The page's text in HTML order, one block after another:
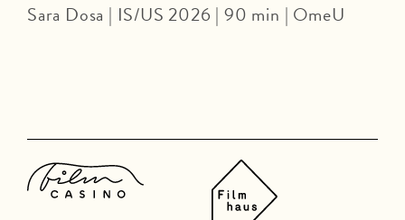
Sara Dosa | IS/US 2026 | 90 min | OmeU